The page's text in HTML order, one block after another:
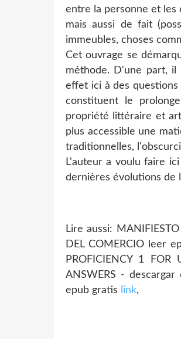
entre la personne et les
mais aussi de fait
immeubles, choses
Cet ouvrage se
méthode. D'une part, il
effet ici à des questions
constituent le
propriété littéraire et
plus accessible une
traditionnelles,
L'auteur a voulu faire
dernières évolutions de
Lire aussi:
DEL COMERCIO leer
PROFICIENCY 1 FOR
ANSWERS - descargar
epub gratis
link,